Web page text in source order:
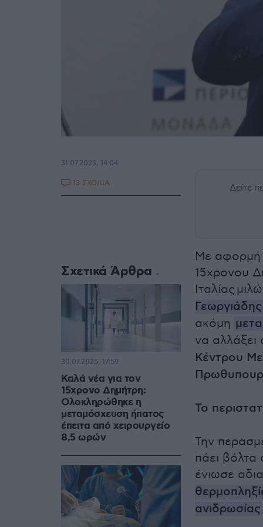
Δείτε
Με αφορμή
15χρονου
Ιταλίας
Γεωργιάδης
ακόμη
να αλλάξει
Κέντρου
Το
Την
πάει βόλτα
ένιωσε
ανιδρωσίας
31.07.2025, 14:04
13 ΣΧΟΛΙΑ
Σχετικά Άρθρα
Καλά νέα για τον
15χρονο Δημήτρη:
Ολοκληρώθηκε η
μεταμόσχευση ήπατος
έπειτα από χειρουργείο
8,5 ωρών
30.07.2025, 17:59